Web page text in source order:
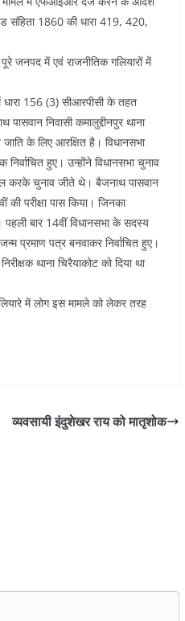
संहिता 1860 की धारा 419, 420,
जनपद में एवं राजनीतिक गलियारों में
धारा 156 (3) सीआरपीसी के तहत
पासवान निवासी कमालुद्दीनपुर थाना
के लिए आरक्षित है। विधानसभा
हुए। उन्होंने विधानसभा चुनाव
करके चुनाव जीते थे। बैजनाथ पासवान
परीक्षा पास किया। जिनका
बार 14वीं विधानसभा के सदस्य
प्रमाण पत्र बनवाकर निर्वाचित हुए।
थाना चिरैयाकोट को दिया था
में लोग इस मामले को लेकर तरह
व्यवसायी इंदुशेखर राय को मातृशोक